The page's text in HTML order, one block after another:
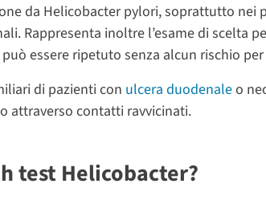
da Helicobacter pylori, soprattutto nei
Rappresenta inoltre l’esame di scelta
essere ripetuto senza alcun rischio
di pazienti con ulcera duodenaleo
attraverso contatti ravvicinati.
test Helicobacter?